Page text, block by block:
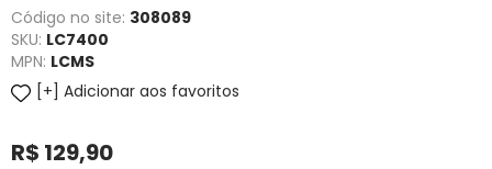
Código no site: 308089
SKU: LC7400
MPN: LCMS
Adicionar aos favoritos
R$ 129,90